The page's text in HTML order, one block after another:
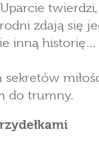
zdają się
inną historię…
sekretów
do trumny.